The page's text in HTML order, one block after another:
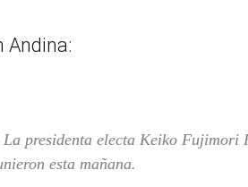
Andina:
La presidenta electa Keiko Fujimori
esta mañana.